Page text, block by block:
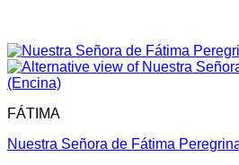
FÁTIMA
Nuestra Señora de Fátima